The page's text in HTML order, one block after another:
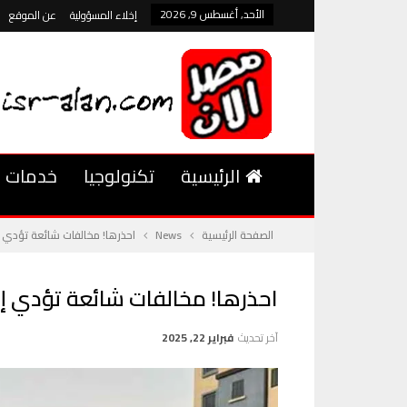
الأحد, أغسطس 9, 2026 إخلاء المسؤولية عن الموقع
الرئيسية تكنولوجيا خدمات
الصفحة الرئيسية News احذرها! مخالفات شائعة
احذرها! مخالفات شائعة
آخر تحديث فبراير 22, 2025